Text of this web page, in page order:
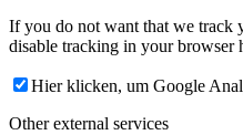
If you do not want that we track
disable tracking in your browser
Hier klicken, um Google
Other external services